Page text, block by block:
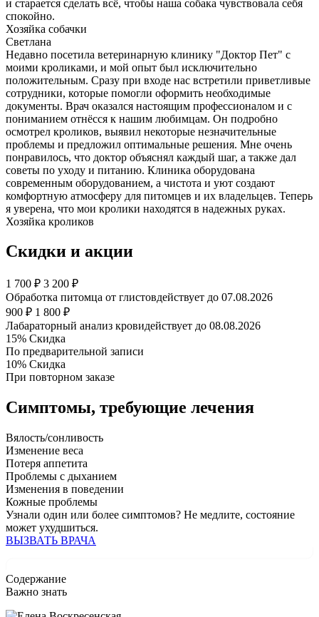
и старается сделать всё, чтобы наша собака чувствовала себя
спокойно.
Хозяйка собачки
Светлана
Недавно посетила ветеринарную клинику "Доктор Пет" с
моими кроликами, и мой опыт был исключительно
положительным. Сразу при входе нас встретили приветливые
сотрудники, которые помогли оформить необходимые
документы. Врач оказался настоящим профессионалом и с
пониманием отнёсся к нашим любимцам. Он подробно
осмотрел кроликов, выявил некоторые незначительные
проблемы и предложил оптимальные решения. Мне очень
понравилось, что доктор объяснял каждый шаг, а также дал
советы по уходу и питанию. Клиника оборудована
современным оборудованием, а чистота и уют создают
комфортную атмосферу для питомцев и их владельцев. Теперь
я уверена, что мои кролики находятся в надежных руках.
Хозяйка кроликов
Скидки и акции
1 700 ₽ 3 200 ₽
Обработка питомца от глистовдействует до 07.08.2026
900 ₽ 1 800 ₽
Лабараторный анализ кровидействует до 08.08.2026
15% Скидка
По предварительной записи
10% Скидка
При повторном заказе
Симптомы, требующие лечения
Вялость/сонливость
Изменение веса
Потеря аппетита
Проблемы с дыханием
Изменения в поведении
Кожные проблемы
Узнали один или более симптомов? Не медлите, состояние
может ухудшиться.
ВЫЗВАТЬ ВРАЧА
Содержание
Важно знать